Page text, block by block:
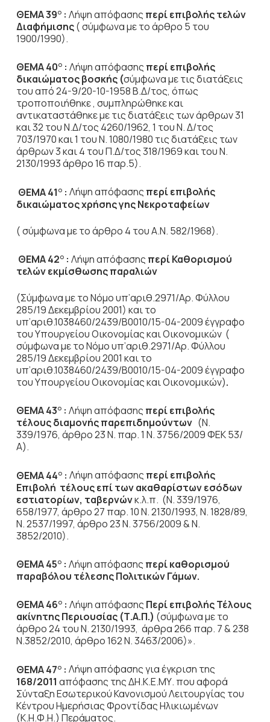
ΘΕΜΑ 39Ο: Λήψη απόφασης περί επιβολής τελών
Διαφήμισης( σύμφωνα με το άρθρο 5 του
1900/1990).
ΘΕΜΑ 40Ο: Λήψη απόφασης περί επιβολής
δικαιώματος βοσκής (σύμφωνα με τις διατάξεις
του από 24-9/20-10-1958 Β.Δ/τος, όπως
τροποποιήθηκε , συμπληρώθηκε και
αντικαταστάθηκε με τις διατάξεις των άρθρων 31
και 32 του Ν.Δ/τος 4260/1962, 1 του Ν. Δ/τος
703/1970 και 1 του Ν. 1080/1980 τις διατάξεις των
άρθρων 3 και 4 του Π.Δ/τος 318/1969 και του Ν.
2130/1993 άρθρο 16 παρ.5).
ΘΕΜΑ 41 Ο: Λήψη απόφασης περί επιβολής
δικαιώματος χρήσης γης Νεκροταφείων
( σύμφωνα με το άρθρο 4 του Α.Ν. 582/1968).
ΘΕΜΑ 42Ο: Λήψη απόφασης περίΚαθορισμού
τελών εκμίσθωσης παραλιών
(Σύμφωνα με το Νόμο υπ’αριθ.2971/Αρ. Φύλλου
285/19 Δεκεμβρίου 2001) και το
υπ’αριθ.1038460/2439/Β0010/15-04-2009 έγγραφο
του Υπουργείου Οικονομίας και Οικονομικών (
σύμφωνα με το Νόμο υπ’αριθ.2971/Αρ. Φύλλου
285/19 Δεκεμβρίου 2001 και το
υπ’αριθ.1038460/2439/Β0010/15-04-2009 έγγραφο
του Υπουργείου Οικονομίας και Οικονομικών).
ΘΕΜΑ 43Ο: Λήψη απόφασης περίεπιβολής
τέλους διαμονής παρεπιδημούντων(Ν.
339/1976, άρθρο 23 Ν. παρ. 1 Ν. 3756/2009 ΦΕΚ 53/
Α).
ΘΕΜΑ 44Ο: Λήψη απόφασης περί επιβολής
Επιβολή τέλους επί των ακαθαρίστων εσόδων
εστιατορίων, ταβερνώνκ.λ.π. (Ν. 339/1976,
658/1977, άρθρο 27 παρ. 10 Ν. 2130/1993, Ν. 1828/89,
Ν. 2537/1997, άρθρο 23 Ν. 3756/2009 & Ν.
3852/2010).
ΘΕΜΑ 45Ο: Λήψη απόφασης περί καθορισμού
παραβόλου τέλεσης Πολιτικών Γάμων.
ΘΕΜΑ 46Ο: Λήψη απόφασης Περί επιβολής Τέλους
ακίνητης Περιουσίας (Τ.Α.Π.) (σύμφωνα με το
άρθρο 24 του Ν. 2130/1993, άρθρα 266 παρ. 7 & 238
Ν.3852/2010, άρθρο 162 Ν. 3463/2006)».
ΘΕΜΑ 47Ο: Λήψη απόφασης για έγκριση της
168/2011 απόφασης της ΔΗ.Κ.Ε.ΜΥ. που αφορά
Σύνταξη Εσωτερικού Κανονισμού Λειτουργίας του
Κέντρου Ημερήσιας Φροντίδας Ηλικιωμένων
(Κ.Η.Φ.Η.) Περάματος.